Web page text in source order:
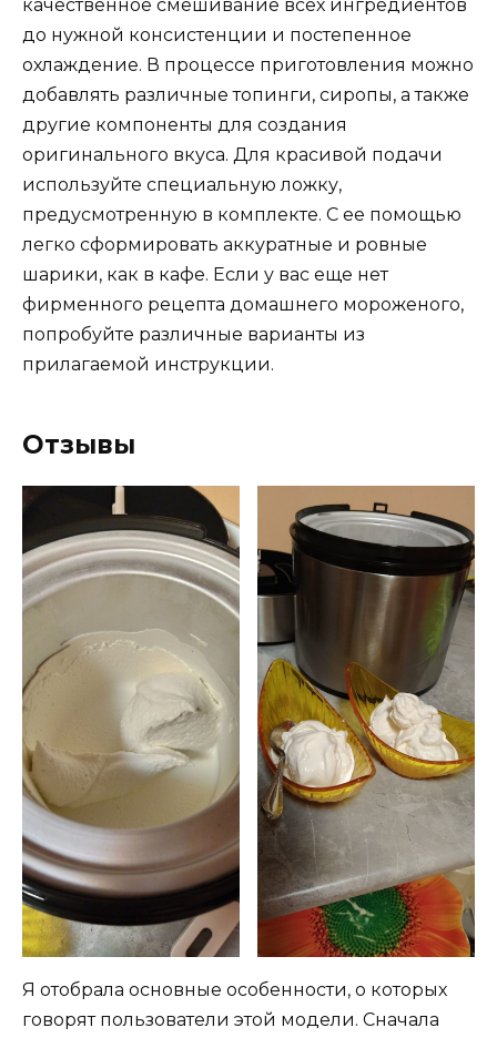
качественное смешивание всех ингредиентов
до нужной консистенции и постепенное
охлаждение. В процессе приготовления можно
добавлять различные топинги, сиропы, а также
другие компоненты для создания
оригинального вкуса. Для красивой подачи
используйте специальную ложку,
предусмотренную в комплекте. С ее помощью
легко сформировать аккуратные и ровные
шарики, как в кафе. Если у вас еще нет
фирменного рецепта домашнего мороженого,
попробуйте различные варианты из
прилагаемой инструкции.
Отзывы
Я отобрала основные особенности, о которых
говорят пользователи этой модели. Сначала